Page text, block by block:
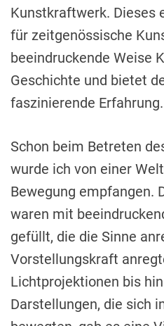
Kunstkraftwerk. Dieses
für zeitgenössische
beeindruckende Weise
Geschichte und bietet
faszinierende Erfahrung.
Schon beim Betreten
wurde ich von einer
Bewegung empfangen.
waren mit
gefüllt, die die Sinne
Vorstellungskraft
Lichtprojektionen bis
Darstellungen, die sich